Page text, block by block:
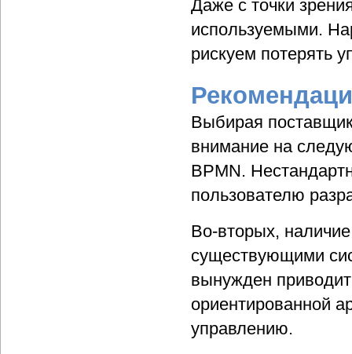
Даже с точки
используемыми.
рискуем потерять
Выбирая
внимание на
BPMN.
пользователю
Во-вторых,
существующими
вынужден
ориентированной
управлению.